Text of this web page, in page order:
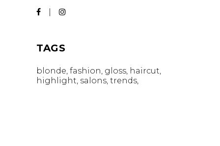
TAGS
blonde fashion gloss haircut
highlight salons trends